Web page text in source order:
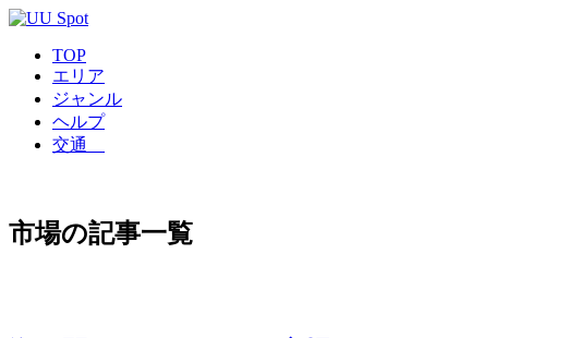
TOP
エリア
ジャンル
ヘルプ
交通
市場の記事一覧